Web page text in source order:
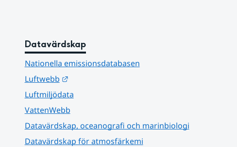
Datavärdskap
Nationella emissionsdatabasen
Luftwebb
Länk till annan webbplats.
Luftmiljödata
VattenWebb
Datavärdskap, oceanografi och marinbiologi
Datavärdskap för atmosfärkemi